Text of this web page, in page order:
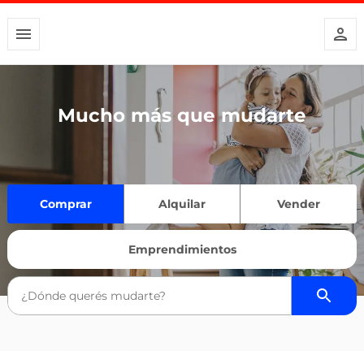
Mucho más que mudarte
Comprar Alquilar Vender
Emprendimientos